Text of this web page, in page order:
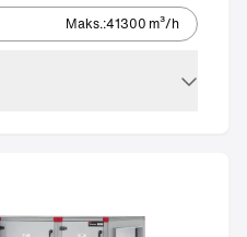
Maks.:41300 m³/h